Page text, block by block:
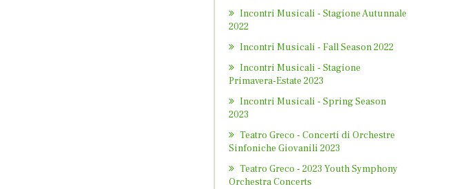
Incontri Musicali - Stagione Autunnale
2022
Incontri Musicali - Fall Season 2022
Incontri Musicali - Stagione
Primavera-Estate 2023
Incontri Musicali - Spring Season
2023
Teatro Greco - Concerti di Orchestre
Sinfoniche Giovanili 2023
Teatro Greco - 2023 Youth Symphony
Orchestra Concerts